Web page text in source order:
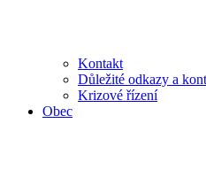
Kontakt
Důležité odkazy a
Krizové řízení
Obec